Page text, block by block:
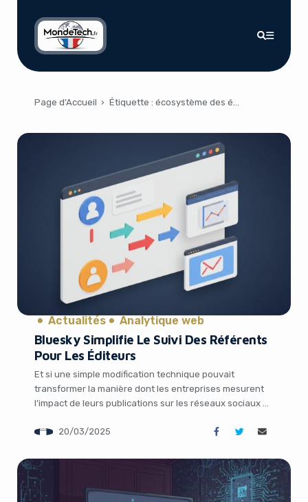
Page d’Accueil › Étiquette : écosystème des éditeurs
Actualités Analytique web
Bluesky Simplifie Le Suivi Des Référents
Pour Les Éditeurs
Et si une simple modification technique pouvait
transformer la manière dont les entreprises mesurent
l’impact de leurs publications sur les réseaux sociaux ?
ambitionne de concurrencer X, a discrètement introduit
du marketing digital et des médias. […]
20/03/2025